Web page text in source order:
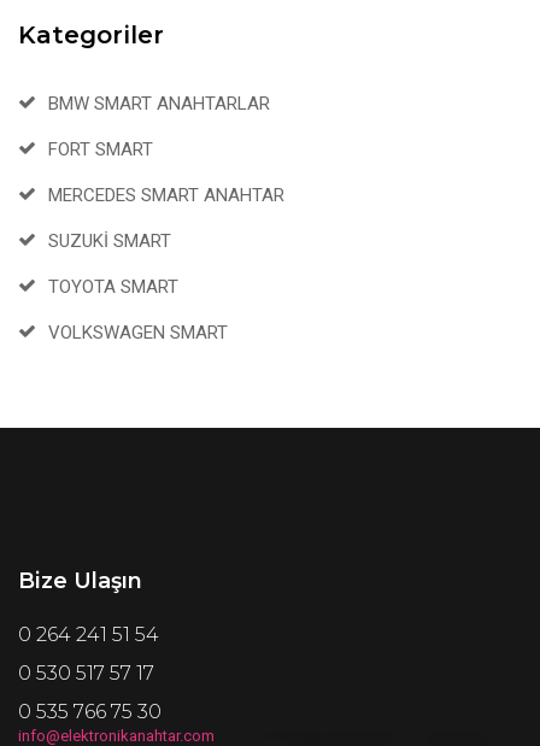
Kategoriler
BMW SMART ANAHTARLAR
FORT SMART
MERCEDES SMART ANAHTAR
SUZUKİ SMART
TOYOTA SMART
VOLKSWAGEN SMART
Bize Ulaşın
0 264 241 51 54
0 530 517 57 17
0 535 766 75 30
info@elektronikanahtar.com